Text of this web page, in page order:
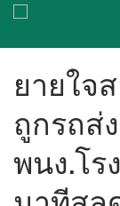
ยายใจ
ถูกรถส่
พนง.โร